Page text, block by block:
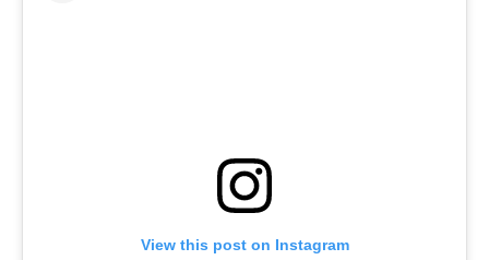
View this post on Instagram